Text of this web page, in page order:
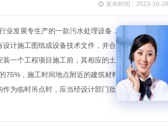
发布时间：2023-10-26
业发展专生产的一款污水处理设备，帮助解决了我
计施工图纸或设备技术文件，并合理安排临时运
一个工程项目施工前，其相应的土建工程应基本
75%，施工时间地点附近的建筑材料、杂物等应清除
为临时吊点时，应当经设计部门批准计算使用结构